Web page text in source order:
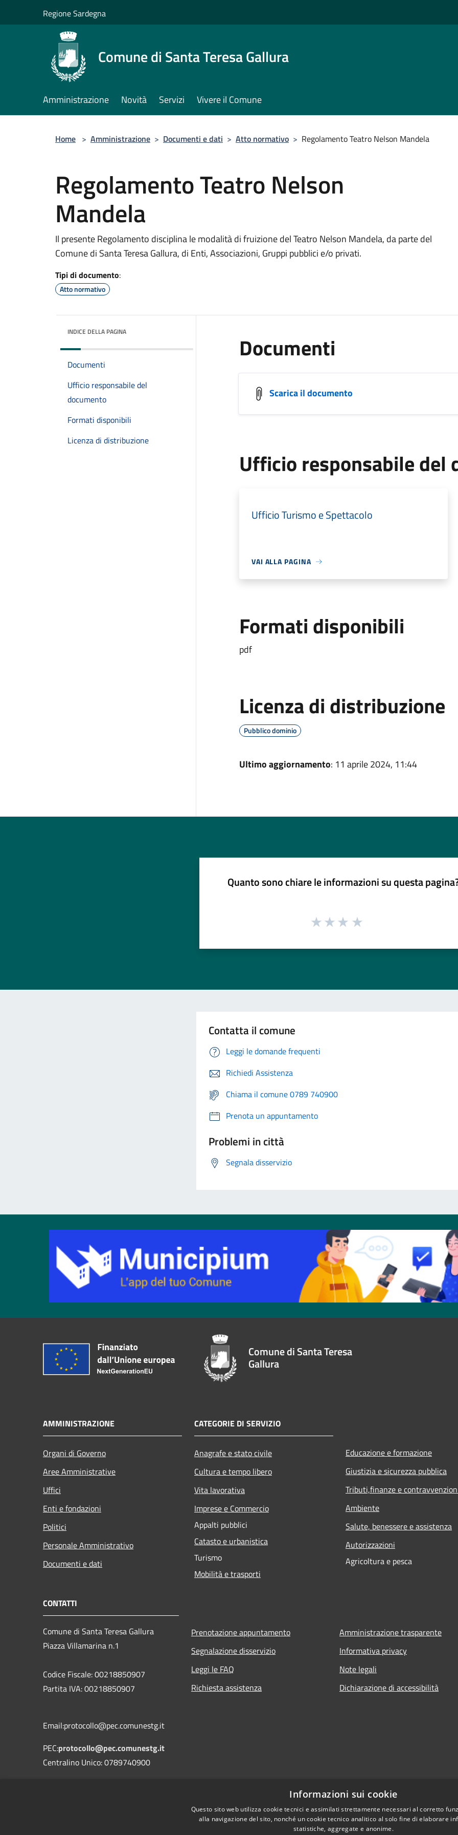
Regione Sardegna
Comune di Santa Teresa Gallura
Amministrazione Novità Servizi Vivere il Comune
Home > Amministrazione > Documenti e dati > Atto normativo > Regolamento Teatro Nelson Mandela
Regolamento Teatro Nelson
Mandela
Il presente Regolamento disciplina le modalità di fruizione del Teatro Nelson Mandela, da parte del
Comune di Santa Teresa Gallura, di Enti, Associazioni, Gruppi pubblici e/o privati.
Tipi di documento:
Atto normativo
INDICE DELLA PAGINA
Documenti
Ufficio responsabile del
documento
Formati disponibili
Licenza di distribuzione
Documenti
Scarica il documento
Ufficio responsabile del
Ufficio Turismo e Spettacolo
VAI ALLA PAGINA
Formati disponibili
pdf
Licenza di distribuzione
Pubblico dominio
Ultimo aggiornamento: 11 aprile 2024, 11:44
Quanto sono chiare le informazioni su questa
Contatta il comune
Leggi le domande frequenti
Richiedi Assistenza
Chiama il comune 0789 740900
Prenota un appuntamento
Problemi in città
Segnala disservizio
Comune di Santa Teresa
Gallura
AMMINISTRAZIONE
Organi di Governo
Aree Amministrative
Uffici
Enti e fondazioni
Politici
Personale Amministrativo
Documenti e dati
CATEGORIE DI SERVIZIO
Anagrafe e stato civile
Cultura e tempo libero
Vita lavorativa
Imprese e Commercio
Appalti pubblici
Catasto e urbanistica
Turismo
Mobilità e trasporti
Educazione e formazione
Giustizia e sicurezza pubblica
Tributi,finanze e
Ambiente
Salute, benessere e assistenza
Autorizzazioni
Agricoltura e pesca
CONTATTI
Comune di Santa Teresa Gallura
Piazza Villamarina n.1
Codice Fiscale: 00218850907
Partita IVA: 00218850907
Email:protocollo@pec.comunestg.it
PEC:protocollo@pec.comunestg.it
Centralino Unico: 0789740900
Prenotazione appuntamento
Segnalazione disservizio
Leggi le FAQ
Richiesta assistenza
Amministrazione trasparente
Informativa privacy
Note legali
Dichiarazione di accessibilità
Informazioni sui cookie
Questo sito web utilizza cookie tecnici e assimilati strettamente necessari al corretto
alla navigazione del sito, nonché un cookie tecnico analitico al solo fine di elaborare
statistiche, aggregate e anonime.